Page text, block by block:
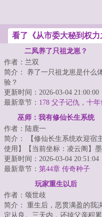
看了《从市委大秘到权
二凤养了只祖龙崽？
作者：兰双
简介： 养了一只祖龙崽是什么
验？
李世民：政儿这孩子，打小就聪
更新时间：2026-03-04 21:00:00
最新章节： 178 父子记仇，十年
报！
巫师：我有修仙长生系统
作者：陆鹿一
简介： 【修仙长生系统欢迎宿
使用】【当前坐标：凌云阁】墨
菲扫视了一圈这个以圆木栅栏围
起来的...
更新时间：2026-03-04 20:51:04
最新章节： 第44章 传奇种子
玩家重生以后
作者：颂世歧
简介： 重生后，恶贯满盈的我
定从良。三天内，还掉父亲积累